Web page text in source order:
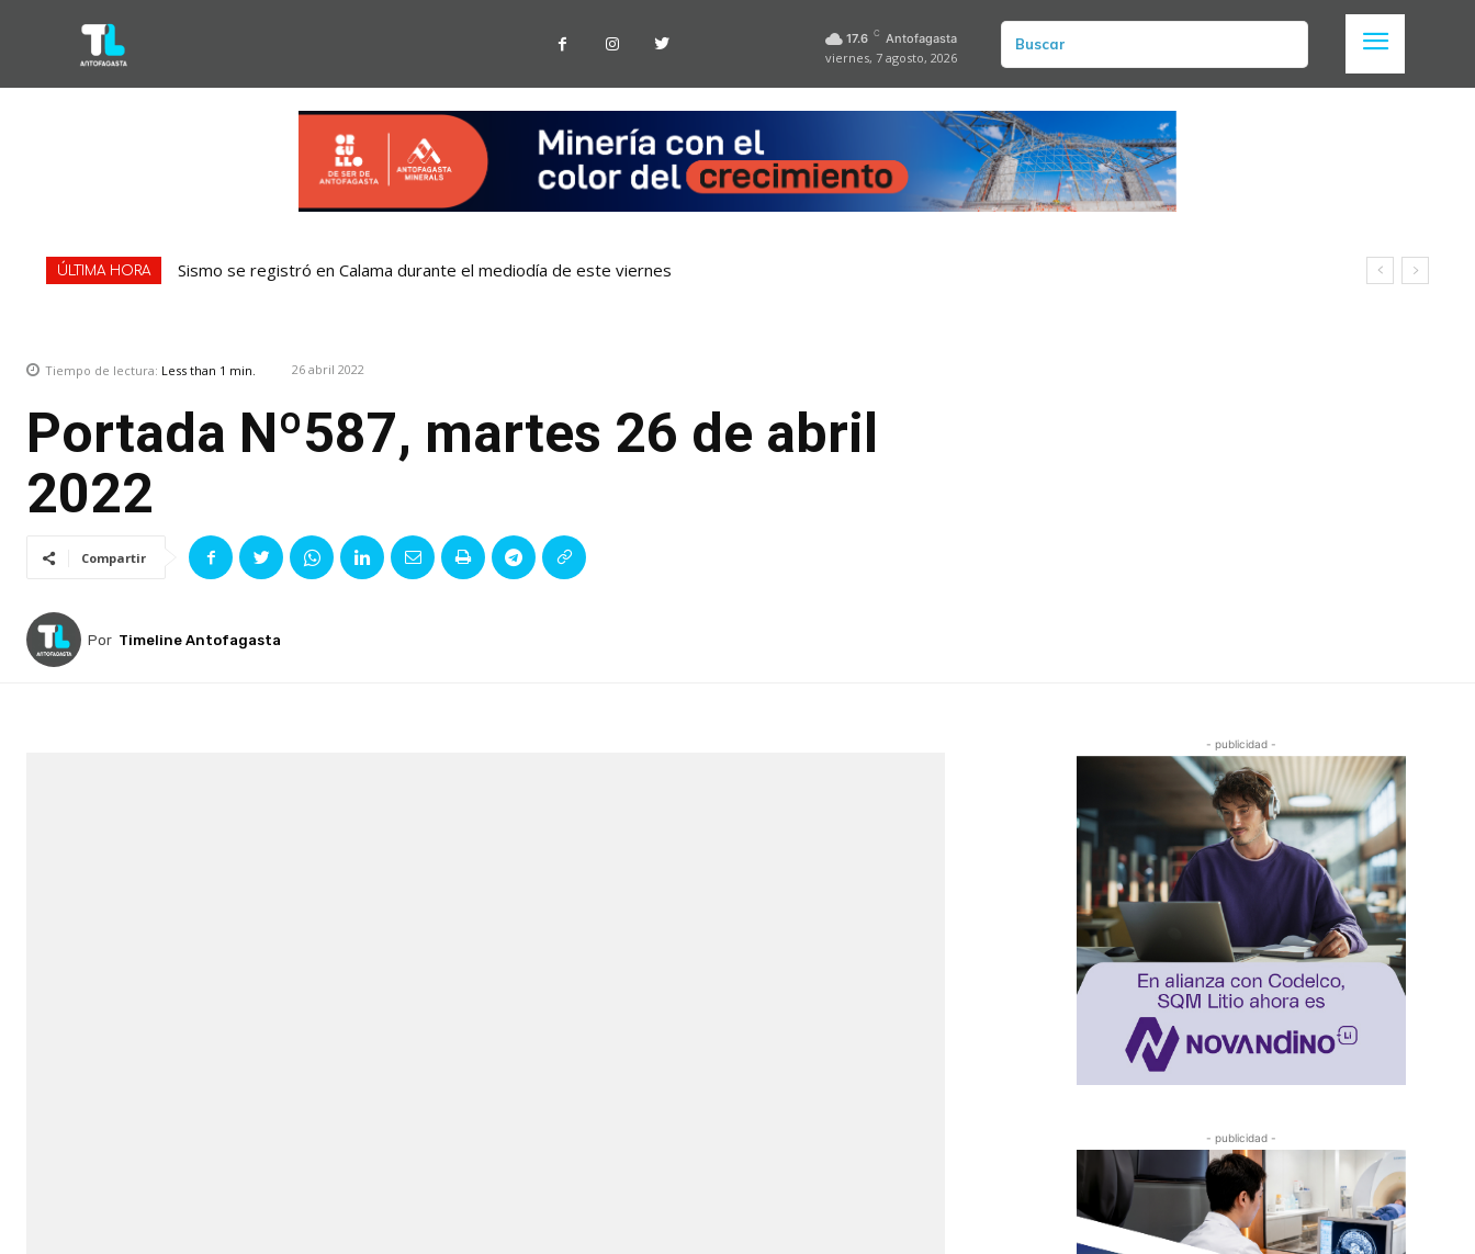
17.6 C Antofagasta
viernes, 7 agosto, 2026
Buscar
ÚLTIMA HORA Sismo se registró en Calama durante el mediodía de este viernes
Tiempo de lectura: Less than 1 min. 26 abril 2022
Portada Nº587, martes 26 de abril
2022
Compartir
Por Timeline Antofagasta
- publicidad -
- publicidad -